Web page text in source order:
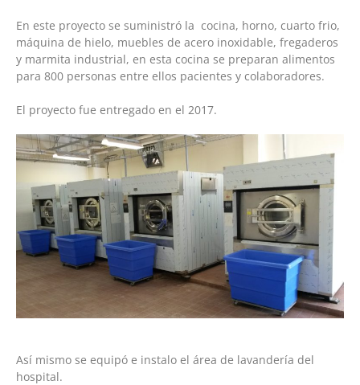
En este proyecto se suministró la cocina, horno, cuarto frio,
máquina de hielo, muebles de acero inoxidable, fregaderos
y marmita industrial, en esta cocina se preparan alimentos
para 800 personas entre ellos pacientes y colaboradores.
El proyecto fue entregado en el 2017.
Así mismo se equipó e instalo el área de lavandería del
hospital.